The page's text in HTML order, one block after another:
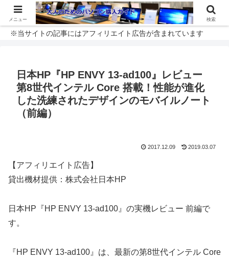
※当サイトの記事にはアフィリエイト広告が含まれています
日本HP『HP ENVY 13-ad100』レビュー
第8世代インテル Core 搭載！性能が進化
した洗練されたデザインのモバイルノート
（前編）
2017.12.09 2019.03.07
【アフィリエイト広告】
貸出機材提供：株式会社日本HP
日本HP『HP ENVY 13-ad100』の実機レビュー 前編で
す。
『HP ENVY 13-ad100』は、最新の第8世代インテル Core
メニュー 検索